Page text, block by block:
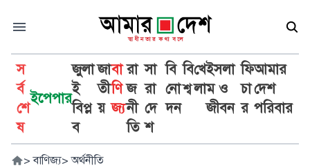
স
র্ব
শে
ষ
ইপেপার
জুলা
ই
বিপ্ল
ব
জা
তী
য়
বা
ণি
জ্য
রা
জ
নী
তি
সা
রা
দে
শ
বি
নো
দন
বি
শ্ব
খে
লা
ইসলা
ম ও
জীবন
ফি
চা
র
আমার
দেশ
পরিবার
> বাণিজ্য> অর্থনীতি